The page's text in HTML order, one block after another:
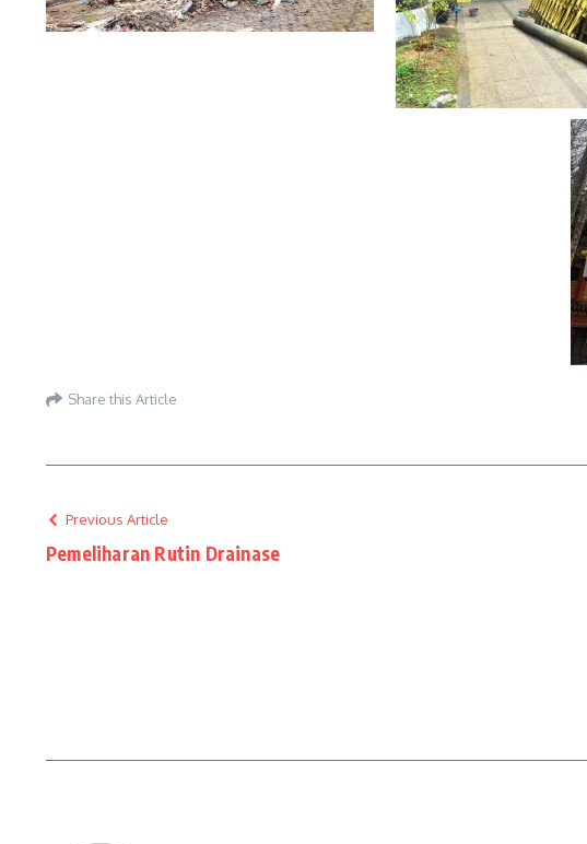
Share this Article
Previous Article
Pemeliharan Rutin Drainase